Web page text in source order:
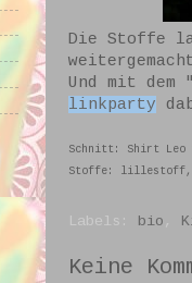
Die Stoffe
Und mit
linkparty
Schnitt: Shirt Leo
Stoffe: lillestoff,
Labels: bio ,
Keine